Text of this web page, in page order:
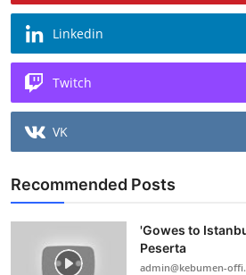
Linkedin
Twitch
VK
Recommended Posts
'Gowes to
Peserta
admin@kebumen-